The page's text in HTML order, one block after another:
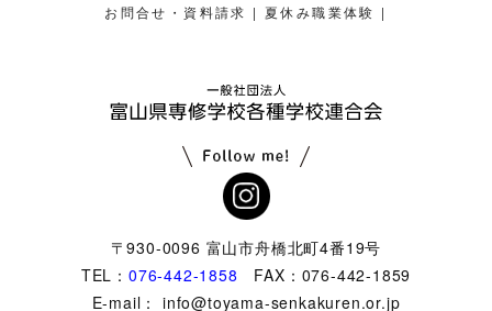
お問合せ・資料請求 | 夏休み職業体験 |
〒930-0096 富山市舟橋北町4番19号
TEL： 076-442-1858 FAX：076-442-1859
E-mail： info@toyama-senkakuren.or.jp